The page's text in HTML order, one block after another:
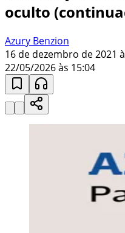
oculto
Azury Benzion
16 de dezembro de 2021
22/05/2026 às 15:04